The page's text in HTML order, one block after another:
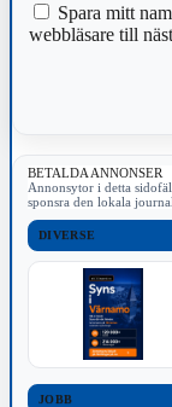
Spara mitt
webbläsare till
BETALDA ANNONSER
Annonsytor i detta
sponsra den lokala
DIVERSE
JOBB